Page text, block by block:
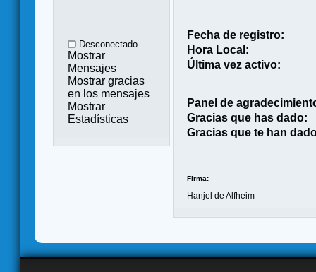
Desconectado
Mostrar
Mensajes
Mostrar gracias
en los mensajes
Mostrar
Estadísticas
Fecha de registro:
Hora Local:
Última vez activo:
Panel de
Gracias que has dado:
Gracias que te han
Firma:
Hanjel de Alfheim